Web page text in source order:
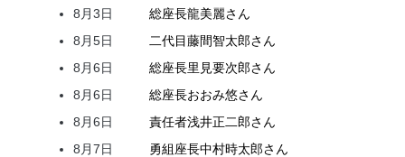
8月3日
総座長龍美麗さん
8月5日
二代目藤間智太郎さん
8月6日
総座長里見要次郎さん
8月6日
総座長おおみ悠さん
8月6日
責任者浅井正二郎さん
8月7日
勇組座長中村時太郎さん